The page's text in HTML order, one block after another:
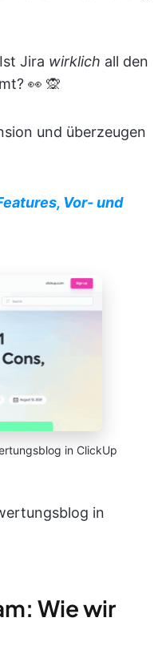
Jira wirklich all den
👀 🙊
und überzeugen
Vor- und
in ClickUp
in
Wie wir